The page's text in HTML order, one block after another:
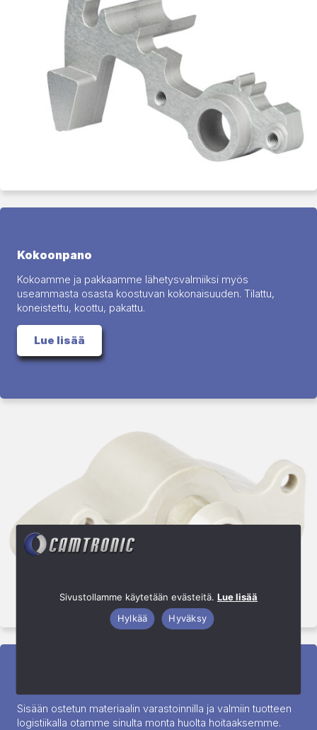
Kokoonpano
Kokoamme ja pakkaamme lähetysvalmiiksi myös
useammasta osasta koostuvan kokonaisuuden. Tilattu,
koneistettu, koottu, pakattu.
Lue lisää
Sisään ostetun materiaalin varastoinnilla ja valmiin tuotteen
logistiikalla otamme sinulta monta huolta hoitaaksemme.
Sivustollamme käytetään evästeitä. Lue lisää
Hyväksy
Hylkää